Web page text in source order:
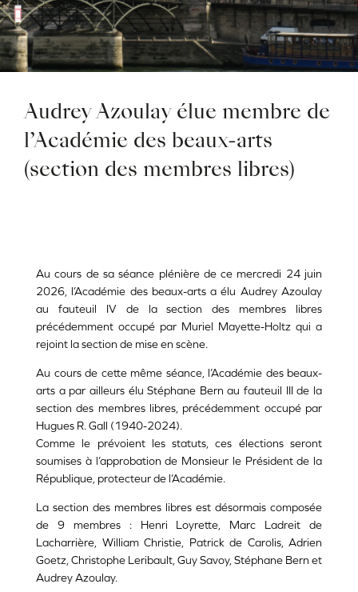
Audrey Azoulay élue membre de
l’Académie des beaux-arts
(section des membres libres)
Au cours de sa séance plénière de ce mercredi 24 juin
2026, l’Académie des beaux-arts a élu Audrey Azoulay
au fauteuil IV de la section des membres libres
précédemment occupé par Muriel Mayette-Holtz qui a
rejoint la section de mise en scène.
Au cours de cette même séance, l’Académie des beaux-
arts a par ailleurs élu Stéphane Bern au fauteuil III de la
section des membres libres, précédemment occupé par
Hugues R. Gall (1940-2024).
Comme le prévoient les statuts, ces élections seront
soumises à l’approbation de Monsieur le Président de la
République, protecteur de l’Académie.
La section des membres libres est désormais composée
de 9 membres : Henri Loyrette, Marc Ladreit de
Lacharrière, William Christie, Patrick de Carolis, Adrien
Goetz, Christophe Leribault, Guy Savoy, Stéphane Bern et
Audrey Azoulay.